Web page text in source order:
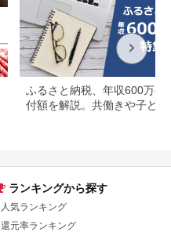
ふるさと納税、年収600万の
付額を解説。共働きや子ども
ランキングから探す
人気ランキング
還元率ランキング